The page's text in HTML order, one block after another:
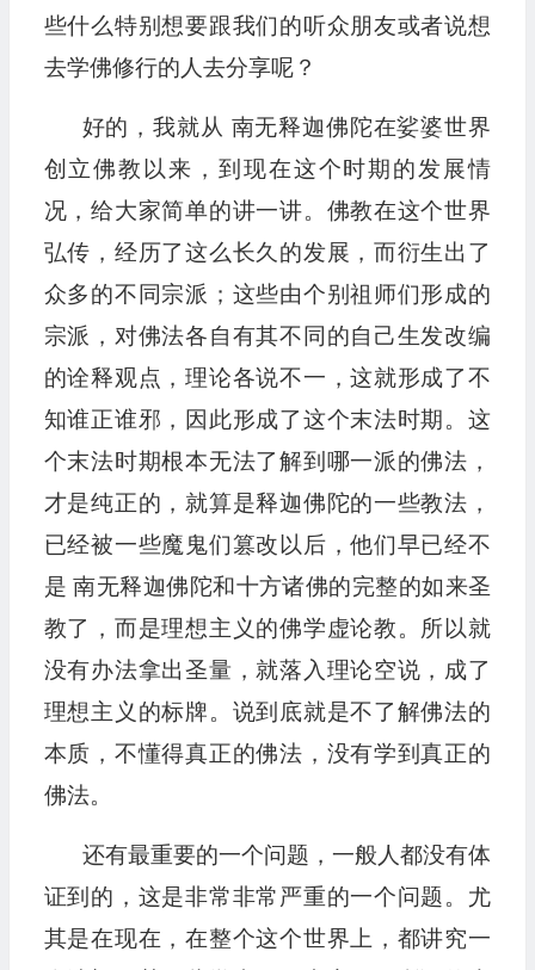
些什么特别想要跟我们的听众朋友或者说想
去学佛修行的人去分享呢？
好的，我就从 南无释迦佛陀在娑婆世界
创立佛教以来，到现在这个时期的发展情
况，给大家简单的讲一讲。佛教在这个世界
弘传，经历了这么长久的发展，而衍生出了
众多的不同宗派；这些由个别祖师们形成的
宗派，对佛法各自有其不同的自己生发改编
的诠释观点，理论各说不一，这就形成了不
知谁正谁邪，因此形成了这个末法时期。这
个末法时期根本无法了解到哪一派的佛法，
才是纯正的，就算是释迦佛陀的一些教法，
已经被一些魔鬼们篡改以后，他们早已经不
是 南无释迦佛陀和十方诸佛的完整的如来圣
教了，而是理想主义的佛学虚论教。所以就
没有办法拿出圣量，就落入理论空说，成了
理想主义的标牌。说到底就是不了解佛法的
本质，不懂得真正的佛法，没有学到真正的
佛法。
还有最重要的一个问题，一般人都没有体
证到的，这是非常非常严重的一个问题。尤
其是在现在，在整个这个世界上，都讲究一